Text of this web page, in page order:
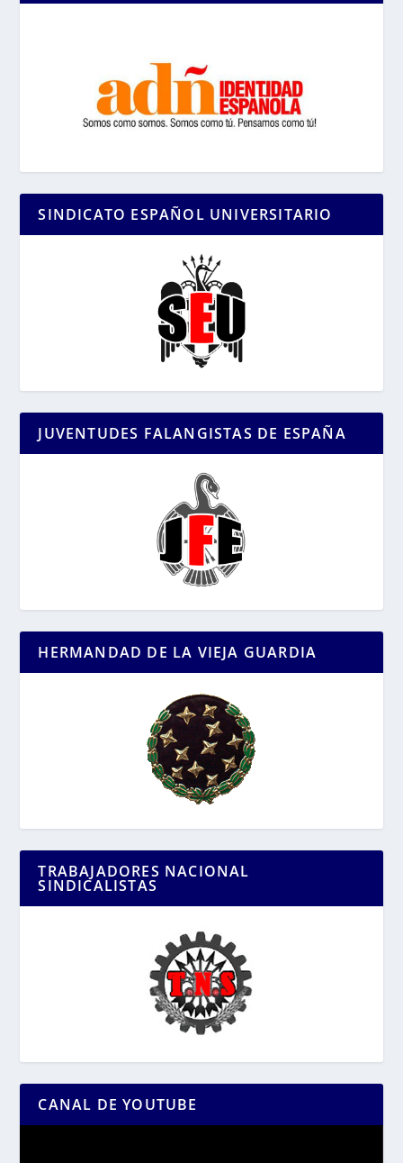
SINDICATO ESPAÑOL UNIVERSITARIO
JUVENTUDES FALANGISTAS DE ESPAÑA
HERMANDAD DE LA VIEJA GUARDIA
TRABAJADORES NACIONAL
SINDICALISTAS
CANAL DE YOUTUBE